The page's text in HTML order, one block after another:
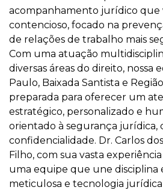
acompanhamento jurídico que
contencioso, focado na
de relações de trabalho mais
Com uma atuação
diversas áreas do direito, nossa
Paulo, Baixada Santista e
preparada para oferecer um
estratégico, personalizado e
orientado à segurança jurídica,
confidencialidade. Dr. Carlos
Filho, com sua vasta
uma equipe que une disciplina
meticulosa e tecnologia